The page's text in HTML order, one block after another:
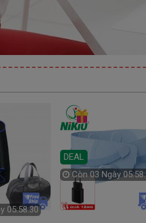
05:58:29
DEAL
Còn 03 Ngày